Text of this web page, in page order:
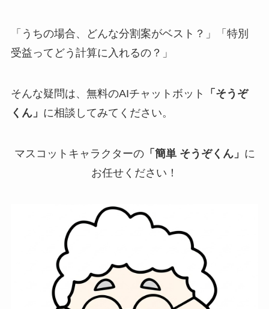
「うちの場合、どんな分割案がベスト？」「特別
受益ってどう計算に入れるの？」
そんな疑問は、無料のAIチャットボット
「そうぞ
くん」 に相談してみてください。
マスコットキャラクターの「簡単 そうぞくん」 に
お任せください！